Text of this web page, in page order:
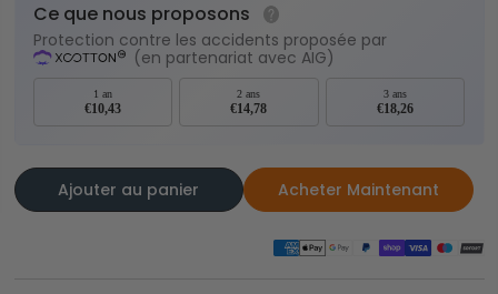
Ce que nous proposons
Protection contre les accidents proposée par
(en partenariat avec AIG)
1 an
€10,43
2 ans
€14,78
3 ans
€18,26
Ajouter au panier Acheter Maintenant